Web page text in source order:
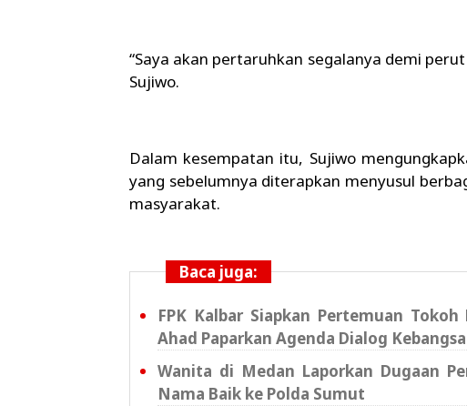
“Saya akan pertaruhkan segalanya demi
Sujiwo.
Dalam kesempatan itu, Sujiwo
yang sebelumnya diterapkan menyusul
masyarakat.
Baca juga:
FPK Kalbar Siapkan Pertemuan
Ahad Paparkan Agenda Dialog
Wanita di Medan Laporkan Dugaan
Nama Baik ke Polda Sumut